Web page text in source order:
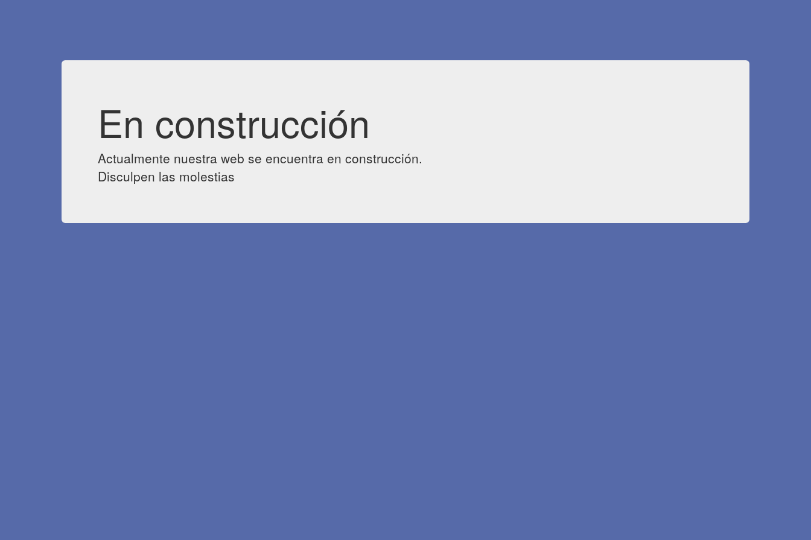
En construcción
Actualmente nuestra web se encuentra en construcción.
Disculpen las molestias